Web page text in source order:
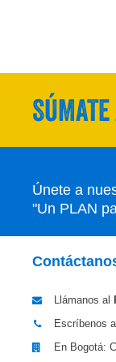
Únete a
"Un PLAN
Llámanos al
Escríbenos a
En Bogotá: